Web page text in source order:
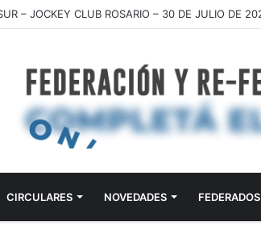
CIRCULARES NOVEDADES FEDERADOS